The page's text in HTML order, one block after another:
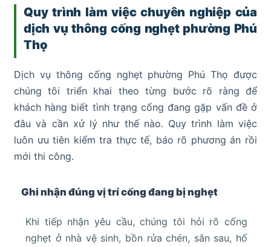
Quy trình làm việc chuyên nghiệp của
dịch vụ thông cống nghẹt phường Phú
Thọ
Dịch vụ thông cống nghẹt phường Phú Thọ được
chúng tôi triển khai theo từng bước rõ ràng để
khách hàng biết tình trạng cống đang gặp vấn đề ở
đâu và cần xử lý như thế nào. Quy trình làm việc
luôn ưu tiên kiểm tra thực tế, báo rõ phương án rồi
mới thi công.
Ghi nhận đúng vị trí cống đang bị nghẹt
Khi tiếp nhận yêu cầu, chúng tôi hỏi rõ cống
nghẹt ở nhà vệ sinh, bồn rửa chén, sân sau, hố